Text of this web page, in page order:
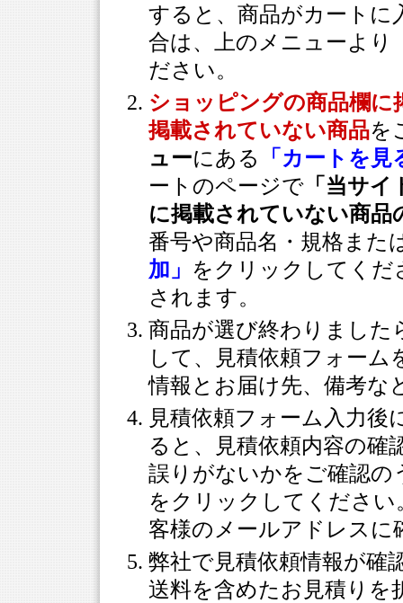
すると、商品がカートに
合は、上のメニューより
ださい。
ショッピングの商品欄に
掲載されていない商品を
ューにある
「カートを見
ートのページで 「当サ
に掲載されていない商品
番号や商品名・規格また
加」 をクリックしてくだ
されます。
商品が選び終わりました
して、見積依頼フォー
情報とお届け先、備考な
見積依頼フォーム入力
ると、見積依頼内容の確
誤りがないかをご確認の
をクリックしてください
客様のメールアドレスに
弊社で見積依頼情報が確
送料を含めたお見積りを